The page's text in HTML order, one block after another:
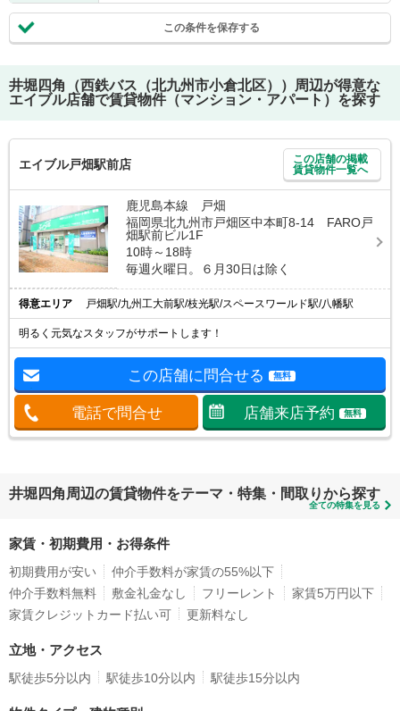
この条件を保存する
井堀四角（西鉄バス（北九州市小倉北区））
周辺が得意な
エイブル店舗で賃貸物件（マンション・アパート）を探す
エイブル戸畑駅前店
この店舗の掲載
賃貸物件一覧へ
鹿児島本線 戸畑
福岡県北九州市戸畑区中本町8-14 FARO戸
畑駅前ビル1F
10時～18時
毎週火曜日。６月30日は除く
得意エリア 戸畑駅/九州工大前駅/枝光駅/スペースワールド駅/八幡駅
明るく元気なスタッフがサポートします！
この店舗に問合せる 無料
電話で問合せ 店舗来店予約 無料
井堀四角周辺の賃貸物件をテーマ・特集・間取りから探す
全ての特集を見る
家賃・初期費用・お得条件
初期費用が安い
仲介手数料が家賃の55%以下
仲介手数料無料
敷金礼金なし フリーレント
家賃5万円以下
家賃クレジットカード払い可
更新料なし
立地・アクセス
駅徒歩5分以内 駅徒歩10分以内 駅徒歩15分以内